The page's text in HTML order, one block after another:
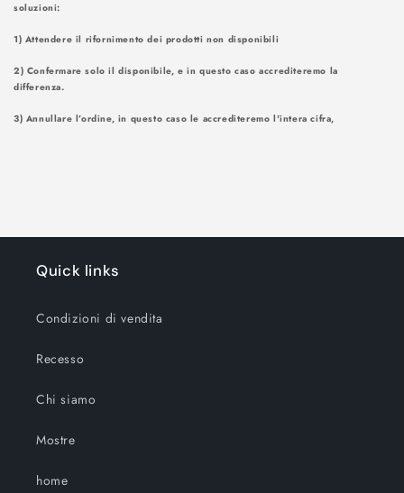
1) Attendere il rifornimento dei prodotti non disponibili
2) Confermare solo il disponibile, e in questo caso accrediteremo la
differenza.
3) Annullare l’ordine, in questo caso le accrediteremo l'intera cifra,
Quick links
Condizioni di vendita
Recesso
Chi siamo
Mostre
home